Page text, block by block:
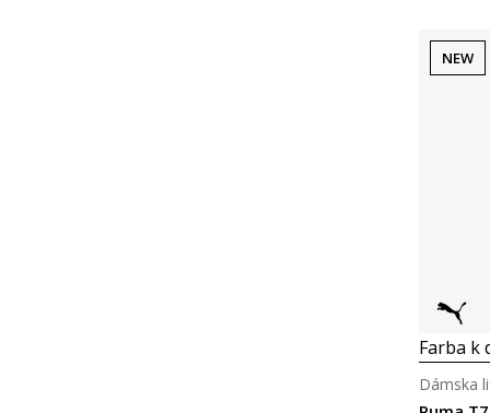
NEW
Farba k
Dámska